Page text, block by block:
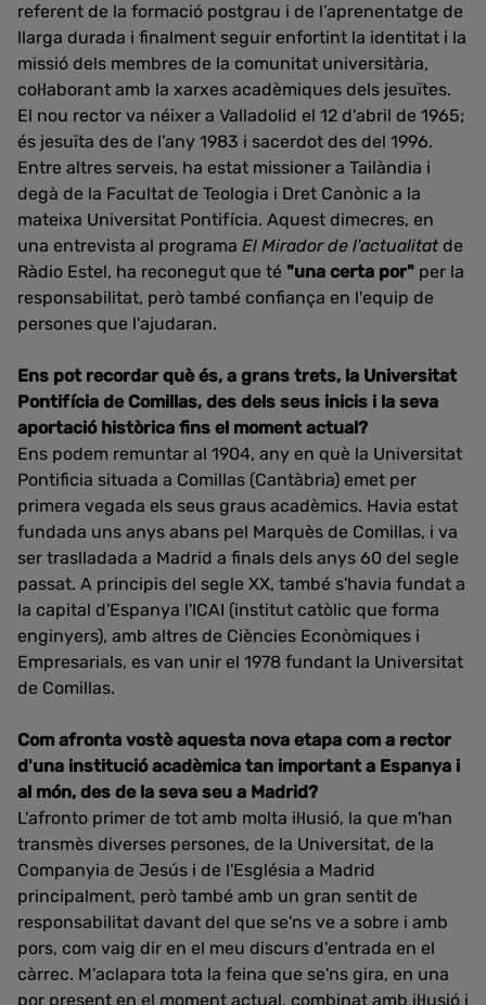
referent de la formació postgrau i de l’aprenentatge de
llarga durada i finalment seguir enfortint la identitat i la
missió dels membres de la comunitat universitària,
col·laborant amb la xarxes acadèmiques dels jesuïtes.
El nou rector va néixer a Valladolid el 12 d'abril de 1965;
és jesuïta des de l’any 1983 i sacerdot des del 1996.
Entre altres serveis, ha estat missioner a Tailàndia i
degà de la Facultat de Teologia i Dret Canònic a la
mateixa Universitat Pontifícia. Aquest dimecres, en
una entrevista al programa El Mirador de l'actualitat de
Ràdio Estel, ha reconegut que té "una certa por" per la
responsabilitat, però també confiança en l'equip de
persones que l'ajudaran.
Ens pot recordar què és, a grans trets, la Universitat
Pontifícia de Comillas, des dels seus inicis i la seva
aportació històrica fins el moment actual?
Ens podem remuntar al 1904, any en què la Universitat
Pontificia situada a Comillas (Cantàbria) emet per
primera vegada els seus graus acadèmics. Havia estat
fundada uns anys abans pel Marquès de Comillas, i va
ser traslladada a Madrid a finals dels anys 60 del segle
passat. A principis del segle XX, també s'havia fundat a
la capital d'Espanya l'ICAI (institut catòlic que forma
enginyers), amb altres de Ciències Econòmiques i
Empresarials, es van unir el 1978 fundant la Universitat
de Comillas.
Com afronta vostè aquesta nova etapa com a rector
d'una institució acadèmica tan important a Espanya i
al món, des de la seva seu a Madrid?
L'afronto primer de tot amb molta il·lusió, la que m'han
transmès diverses persones, de la Universitat, de la
Companyia de Jesús i de l'Església a Madrid
principalment, però també amb un gran sentit de
responsabilitat davant del que se'ns ve a sobre i amb
pors, com vaig dir en el meu discurs d'entrada en el
càrrec. M'aclapara tota la feina que se'ns gira, en una
por present en el moment actual, combinat amb il·lusió i